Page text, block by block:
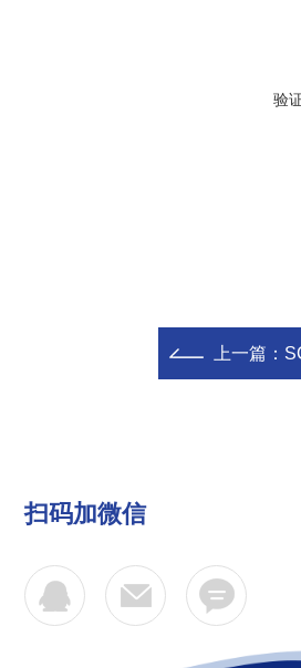
验
上一篇：
扫码加微信